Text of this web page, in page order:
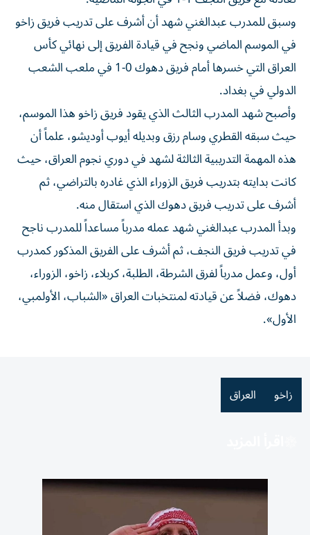
وسبق للمدرب عبدالغني شهد أن أشرف على تدريب فريق زاخو
في الموسم الماضي ونجح في قيادة الفريق إلى نهائي كأس
العراق التي خسرها أمام فريق دهوك 0-1 في ملعب الشعب
الدولي في بغداد.
وأصبح شهد المدرب الثالث الذي يقود فريق زاخو هذا الموسم،
حيث سبقه القطري وسام رزق وبديله أيوب أوديشو، علماً أن
هذه المهمة التدريبية الثالثة لشهد في دوري نجوم العراق، حيث
كانت بدايته بتدريب فريق الزوراء الذي غادره بالتراضي، ثم
أشرف على تدريب فريق دهوك الذي استقال منه.
وبدأ المدرب عبدالغني شهد عمله مدرباً مساعداً للمدرب ناجح
في تدريب فريق النجف، ثم أشرف على الفريق المذكور كمدرب
أول، وعمل مدرباً لفرق الشرطة، الطلبة، كربلاء، زاخو، الزوراء،
دهوك، فضلاً عن قيادته لمنتخبات العراق «الشباب، الأولمبي،
الأول».
زاخو العراق